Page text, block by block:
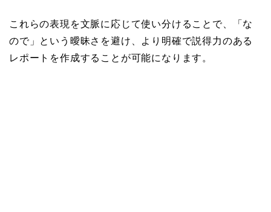
これらの表現を文脈に応じて使い分けることで、「な
ので」という曖昧さを避け、より明確で説得力のある
レポートを作成することが可能になります。